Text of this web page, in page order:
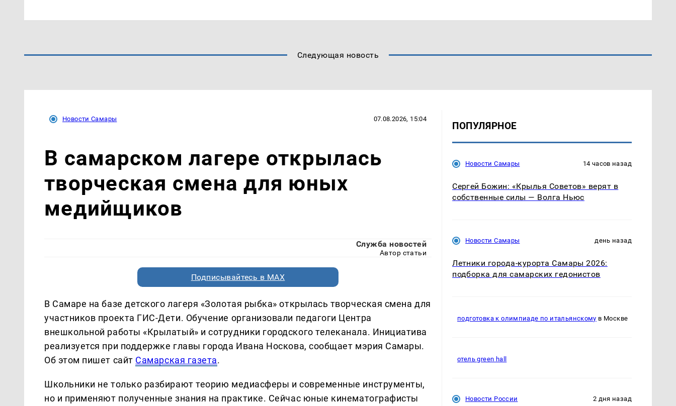
Следующая новость
Новости Самары 07.08.2026, 15:04
В самарском лагере открылась
творческая смена для юных
медийщиков
Служба новостей
Автор статьи
Подписывайтесь в MAX
В Самаре на базе детского лагеря «Золотая рыбка» открылась творческая смена для
участников проекта ГИС-Дети. Обучение организовали педагоги Центра
внешкольной работы «Крылатый» и сотрудники городского телеканала. Инициатива
реализуется при поддержке главы города Ивана Носкова, сообщает мэрия Самары.
Об этом пишет сайт Самарская газета.
Школьники не только разбирают теорию медиасферы и современные инструменты,
но и применяют полученные знания на практике. Сейчас юные кинематографисты
ПОПУЛЯРНОЕ
Новости Самары 14 часов назад
Сергей Божин: «Крылья Советов» верят в
собственные силы — Волга Ньюс
Новости Самары день назад
Летники города-курорта Самары 2026:
подборка для самарских гедонистов
подготовка к олимпиаде по итальянскому в Москве
отель green hall
Новости России 2 дня назад